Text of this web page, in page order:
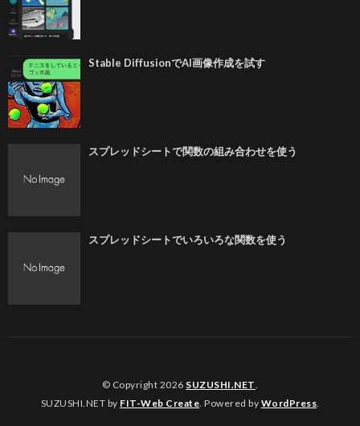
Stable DiffusionでAI画像作成を試す
スプレッドシートで関数の組み合わせを使う
スプレッドシートでいろいろな関数を使う
© Copyright 2026 SUZUSHI.NET
SUZUSHI.NET by FIT-Web Create . Powered by WordPress